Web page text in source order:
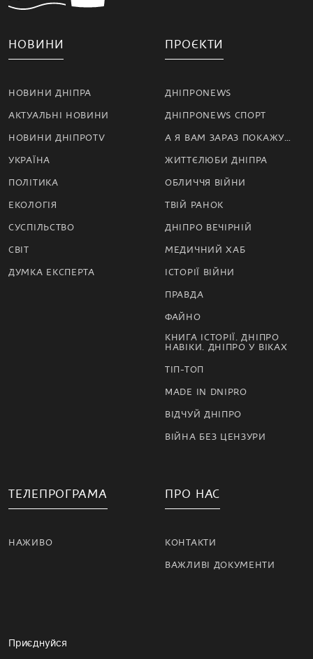
НОВИНИ
НОВИНИ ДНІПРА
АКТУАЛЬНІ НОВИНИ
НОВИНИ ДНІПРОTV
УКРАЇНА
ПОЛІТИКА
ЕКОЛОГІЯ
СУСПІЛЬСТВО
СВІТ
ДУМКА ЕКСПЕРТА
ПРОЄКТИ
ДНІПРОNEWS
ДНІПРОNEWS СПОРТ
А Я ВАМ ЗАРАЗ ПОКАЖУ…
ЖИТТЄЛЮБИ ДНІПРА
ОБЛИЧЧЯ ВІЙНИ
ТВІЙ РАНОК
ДНІПРО ВЕЧІРНІЙ
МЕДИЧНИЙ ХАБ
ІСТОРІЇ ВІЙНИ
ПРАВДА
ФАЙНО
КНИГА ІСТОРІЇ. ДНІПРО
НАВІКИ. ДНІПРО У ВІКАХ
ТІП-ТОП
MADE IN DNIPRO
ВІДЧУЙ ДНІПРО
ВІЙНА БЕЗ ЦЕНЗУРИ
ТЕЛЕПРОГРАМА
НАЖИВО
ПРО НАС
КОНТАКТИ
ВАЖЛИВІ ДОКУМЕНТИ
Приєднуйся